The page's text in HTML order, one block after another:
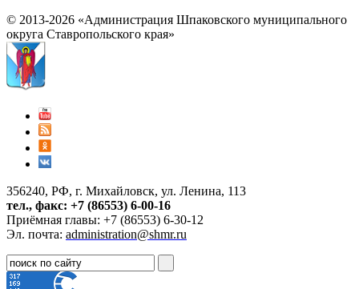
© 2013-2026 «Администрация Шпаковского муниципального
округа Ставропольского края»
356240, РФ, г. Михайловск, ул. Ленина, 113
тел., факс: +7 (86553) 6-00-16
Приёмная главы: +7 (86553) 6-30-12
Эл. почта: administration@shmr.ru